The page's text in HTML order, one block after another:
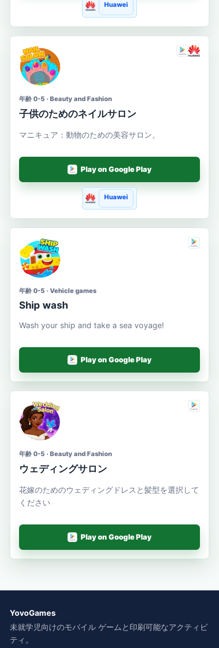
Huawei
年齢 0-5 · Beauty and Fashion
子供のためのネイルサロン
マニキュア：動物のための美容サロン。
Play on Google Play
Huawei
年齢 0-5 · Vehicle games
Ship wash
Wash your ship and take a sea voyage!
Play on Google Play
年齢 0-5 · Beauty and Fashion
ウェディングサロン
花嫁のためのウェディングドレスと髪型を選択して
ください
Play on Google Play
YovoGames
未就学児向けのモバイル ゲームと印刷可能なアクティビ
ティ。